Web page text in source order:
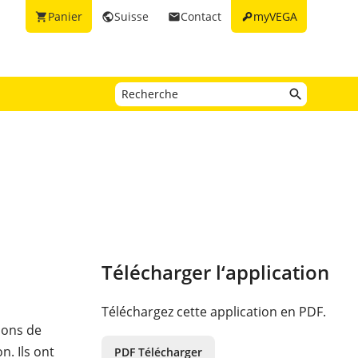
keymyVEGA
emailContact
publicSuisse
shopping_cartPanier
de
Ils ont
Télécharger l‘application
Téléchargez cette application en PDF.
PDF Télécharger